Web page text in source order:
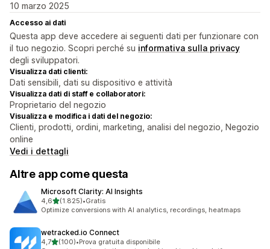
10 marzo 2025
Accesso ai dati
Questa app deve accedere ai seguenti dati per funzionare con
il tuo negozio. Scopri perché su informativa sulla privacy
degli sviluppatori.
Visualizza dati clienti:
Dati sensibili, dati su dispositivo e attività
Visualizza dati di staff e collaboratori:
Proprietario del negozio
Visualizza e modifica i dati del negozio:
Clienti, prodotti, ordini, marketing, analisi del negozio, Negozio
online
Vedi i dettagli
Altre app come questa
Microsoft Clarity: AI Insights
4,6stelle su 5
(1.825)
1825 recensioni totali
•Gratis
Optimize conversions with AI analytics, recordings, heatmaps
wetracked.io Connect
4,7stelle su 5
(100)
100 recensioni totali
•Prova gratuita disponibile